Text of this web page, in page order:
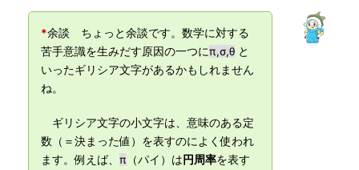
*余談 ちょっと余談です。数学に対する
苦手意識を生みだす原因の一つにπ,σ,θ と
いったギリシア文字があるかもしれません
ね。
ギリシア文字の小文字は、意味のある定
数（＝決まった値）を表すのによく使われ
ます。例えば、 π （パイ）は 円周率を表す